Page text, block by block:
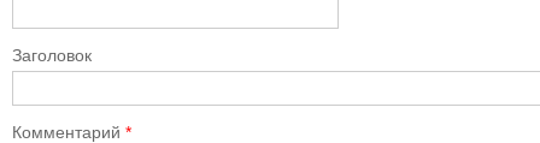
Заголовок
Комментарий *